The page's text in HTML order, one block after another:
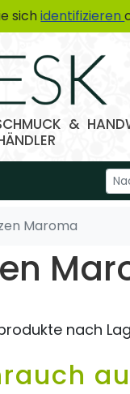
sichidentifizieren
&
Maroma
nach